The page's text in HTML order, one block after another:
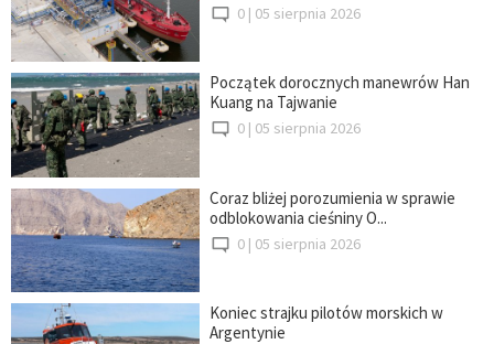
0 | 05 sierpnia 2026
Początek dorocznych manewrów Han
Kuang na Tajwanie
0 | 05 sierpnia 2026
Coraz bliżej porozumienia w sprawie
odblokowania cieśniny O...
0 | 05 sierpnia 2026
Koniec strajku pilotów morskich w
Argentynie